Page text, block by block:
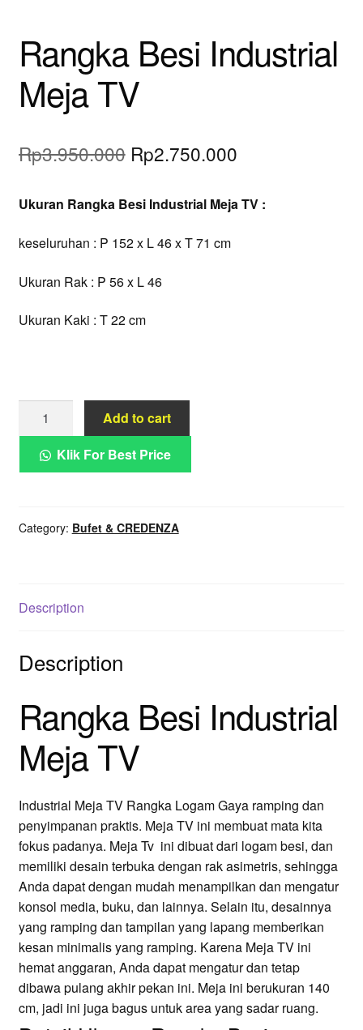
Rangka Besi Industrial
Meja TV
Rp3.950.000 Original
was:
Rp3.950.000.
Rp2.750.000Current
is:
Ukuran Rangka Besi Industrial Meja TV :
keseluruhan : P 152x L 46 x T 71 cm
Ukuran Rak : P 56 x L 46
Ukuran Kaki : T 22 cm
Industrial
Meja
Add to cart
Klik For Best Price
Category: Bufet & CREDENZA
Description
Description
Rangka Besi Industrial
Meja TV
Industrial Meja TV Rangka Logam Gaya ramping dan
penyimpanan praktis. Meja TV ini membuat mata kita
fokus padanya. Meja Tv ini dibuat dari logam besi, dan
memiliki desain terbuka dengan rak asimetris, sehingga
Anda dapat dengan mudah menampilkan dan mengatur
konsol media, buku, dan lainnya. Selain itu, desainnya
yang ramping dan tampilan yang lapang memberikan
kesan minimalis yang ramping. Karena Meja TV ini
hemat anggaran, Anda dapat mengatur dan tetap
dibawa pulang akhir pekan ini. Meja ini berukuran 140
cm, jadi ini juga bagus untuk area yang sadar ruang.